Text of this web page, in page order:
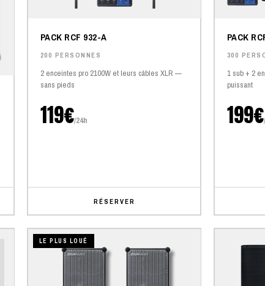
PACK RCF 932-A
200 PERSONNES
2 enceintes pro 2100W et leurs câbles XLR —
sans pieds
119€/24h
RÉSERVER
PACK
300
1 sub + 2
puissant
199€
LE PLUS LOUÉ